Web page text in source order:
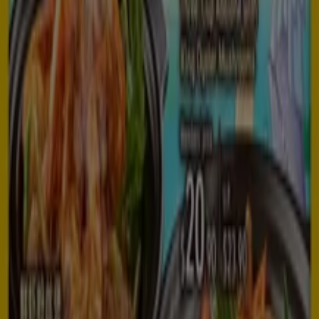
Peach Garden
24 Suckling Pig
Singapore
Dian xiao er
Top offers for smart savers